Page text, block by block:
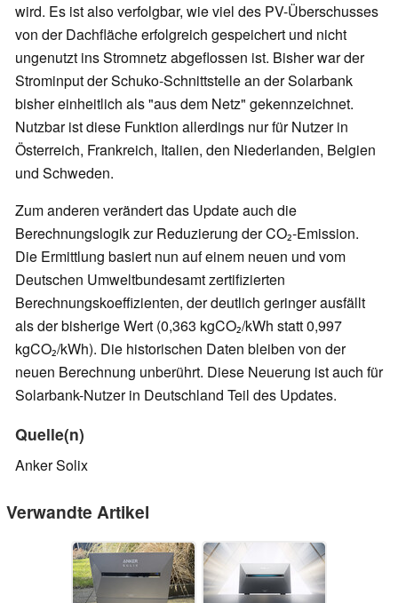
wird. Es ist also verfolgbar, wie viel des PV-Überschusses
von der Dachfläche erfolgreich gespeichert und nicht
ungenutzt ins Stromnetz abgeflossen ist. Bisher war der
Strominput der Schuko-Schnittstelle an der Solarbank
bisher einheitlich als "aus dem Netz" gekennzeichnet.
Nutzbar ist diese Funktion allerdings nur für Nutzer in
Österreich, Frankreich, Italien, den Niederlanden, Belgien
und Schweden.
Zum anderen verändert das Update auch die
Berechnungslogik zur Reduzierung der CO₂-Emission.
Die Ermittlung basiert nun auf einem neuen und vom
Deutschen Umweltbundesamt zertifizierten
Berechnungskoeffizienten, der deutlich geringer ausfällt
als der bisherige Wert (0,363 kgCO₂/kWh statt 0,997
kgCO₂/kWh). Die historischen Daten bleiben von der
neuen Berechnung unberührt. Diese Neuerung ist auch für
Solarbank-Nutzer in Deutschland Teil des Updates.
Quelle(n)
Anker Solix
Verwandte Artikel